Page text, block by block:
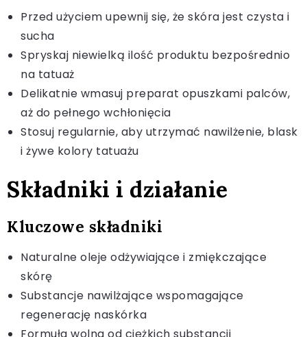
Przed użyciem upewnij się, że skóra jest czysta i
sucha
Spryskaj niewielką ilość produktu bezpośrednio
na tatuaż
Delikatnie wmasuj preparat opuszkami palców,
aż do pełnego wchłonięcia
Stosuj regularnie, aby utrzymać nawilżenie, blask
i żywe kolory tatuażu
Składniki i działanie
Kluczowe składniki
Naturalne oleje odżywiające i zmiękczające
skórę
Substancje nawilżające wspomagające
regenerację naskórka
Formuła wolna od ciężkich substancji